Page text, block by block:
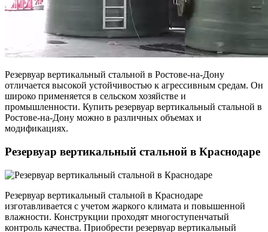
Резервуар вертикальный стальной в Ростове-на-Дону
отличается высокой устойчивостью к агрессивным средам. Он
широко применяется в сельском хозяйстве и
промышленности. Купить резервуар вертикальный стальной в
Ростове-на-Дону можно в различных объемах и
модификациях.
Резервуар вертикальный стальной в Краснодаре
Резервуар вертикальный стальной в Краснодаре
изготавливается с учетом жаркого климата и повышенной
влажности. Конструкции проходят многоступенчатый
контроль качества. Приобрести резервуар вертикальный